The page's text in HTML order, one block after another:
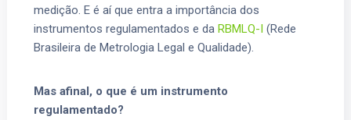
medição. E é aí que entra a importância dos
instrumentos regulamentados e daRBMLQ-I (Rede
Brasileira de Metrologia Legal e Qualidade).
Mas afinal, o que é um instrumento
regulamentado?